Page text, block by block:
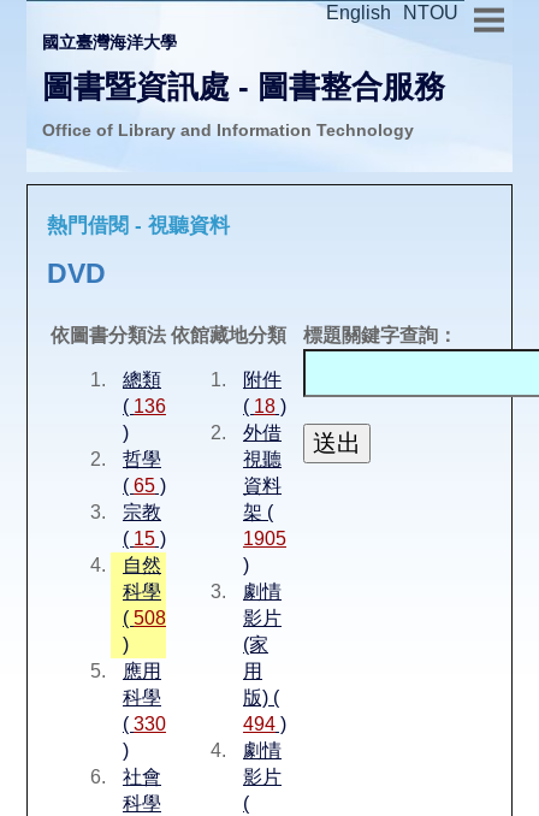
NTOU
English
國立臺灣海洋大學
圖書暨資訊處 - 圖書整合服務
Office of Library and Information Technology
推廣活動
圖書互借
線上報名
申請表單
空間借用
熱門借閱
個人借閱
熱門借閱 - 視聽資料
DVD
依圖書分類法
總類
( 136
)
哲學
( 65)
宗教
( 15)
自然
科學
( 508
)
應用
科學
( 330
)
社會
科學
依館藏地分類
附件
( 18)
外借
視聽
資料
架 (
1905
)
劇情
影片
(家
用
版) (
494)
劇情
影片
(
標題關鍵字查詢：